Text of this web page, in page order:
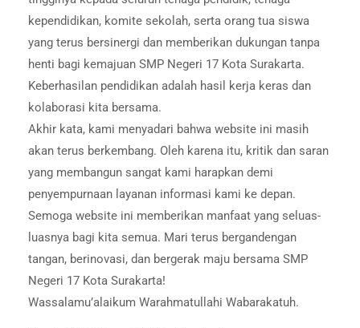
kependidikan, komite sekolah, serta orang tua siswa
yang terus bersinergi dan memberikan dukungan tanpa
henti bagi kemajuan SMP Negeri 17 Kota Surakarta.
Keberhasilan pendidikan adalah hasil kerja keras dan
kolaborasi kita bersama.
Akhir kata, kami menyadari bahwa website ini masih
akan terus berkembang. Oleh karena itu, kritik dan saran
yang membangun sangat kami harapkan demi
penyempurnaan layanan informasi kami ke depan.
Semoga website ini memberikan manfaat yang seluas-
luasnya bagi kita semua. Mari terus bergandengan
tangan, berinovasi, dan bergerak maju bersama SMP
Negeri 17 Kota Surakarta!
Wassalamu’alaikum Warahmatullahi Wabarakatuh.